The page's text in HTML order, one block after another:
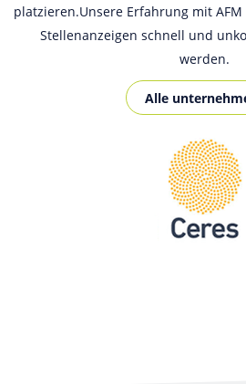
platzieren.Unsere Erfahrung mit
Stellenanzeigen schnell und
werden.
Alle